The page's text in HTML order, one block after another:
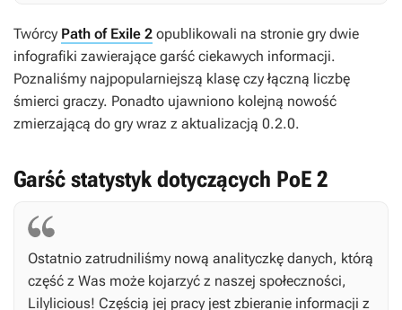
Twórcy Path of Exile 2 opublikowali na stronie gry dwie
infografiki zawierające garść ciekawych informacji.
Poznaliśmy najpopularniejszą klasę czy łączną liczbę
śmierci graczy. Ponadto ujawniono kolejną nowość
zmierzającą do gry wraz z aktualizacją 0.2.0.
Garść statystyk dotyczących PoE 2
Ostatnio zatrudniliśmy nową analityczkę danych, którą
część z Was może kojarzyć z naszej społeczności,
Lilylicious! Częścią jej pracy jest zbieranie informacji z